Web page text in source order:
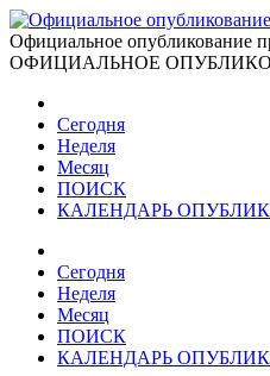
Официальное опубликование
ОФИЦИАЛЬНОЕ
Сегодня
Неделя
Месяц
ПОИСК
КАЛЕНДАРЬ
Сегодня
Неделя
Месяц
ПОИСК
КАЛЕНДАРЬ